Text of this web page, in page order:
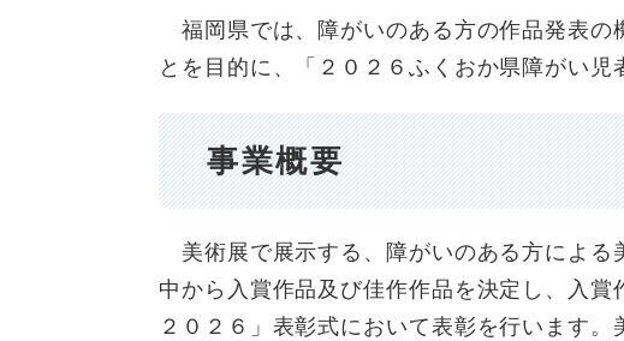
福岡県では、障がいのある方の作品発表の
とを目的に、「２０２６ふくおか県障がい児
事業概要
美術展で展示する、障がいのある方による
中から入賞作品及び佳作作品を決定し、入
２０２６」表彰式において表彰を行います